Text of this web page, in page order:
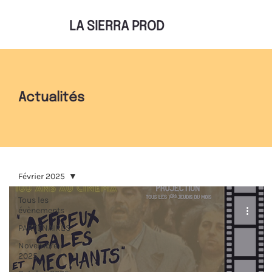
LA SIERRA PROD
Actualités
Tous les
évènements
PARTENAIRES
Novembre
2025
Février 2025